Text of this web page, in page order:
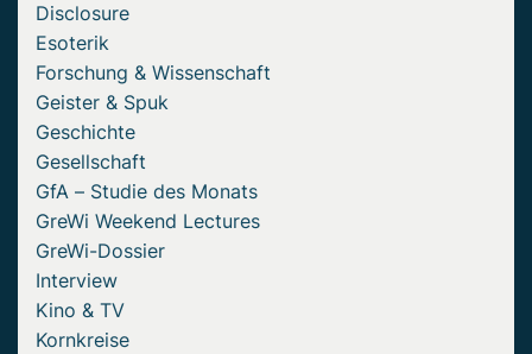
Disclosure
Esoterik
Forschung & Wissenschaft
Geister & Spuk
Geschichte
Gesellschaft
GfA – Studie des Monats
GreWi Weekend Lectures
GreWi-Dossier
Interview
Kino & TV
Kornkreise